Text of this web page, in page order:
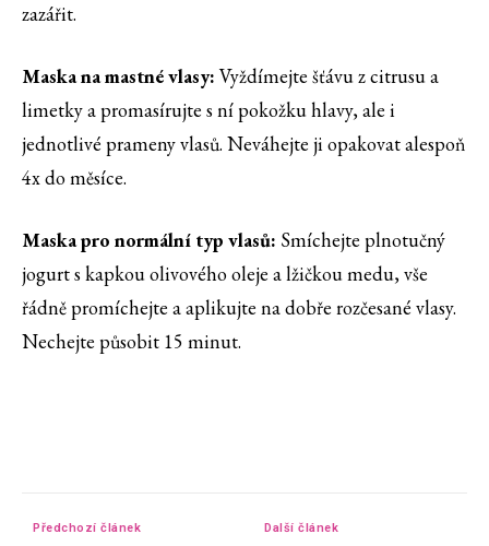
zazářit.
Maska na mastné vlasy:Vyždímejte šťávu z citrusu a
limetky a promasírujte s ní pokožku hlavy, ale i
jednotlivé prameny vlasů. Neváhejte ji opakovat alespoň
4x do měsíce.
Maska pro normální typ vlasů: Smíchejte plnotučný
jogurt s kapkou olivového oleje a lžičkou medu, vše
řádně promíchejte a aplikujte na dobře rozčesané vlasy.
Nechejte působit 15 minut.
Předchozí článek Další článek